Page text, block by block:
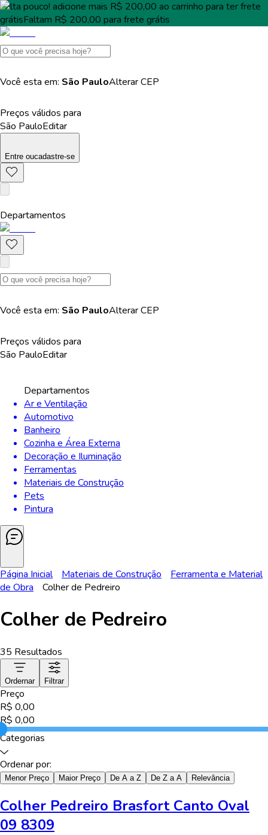
Falta pouco! adicione mais R$ 200,00 ao carrinho para terfrete
grátisFaltam R$ 200,00 para frete grátis
Você esta em: São PauloAlterarCEP
Preços válidos para
São PauloEditar
Entre oucadastre-se
Departamentos
Você esta em: São PauloAlterarCEP
Preços válidos para
São PauloEditar
Departamentos
Ar e Ventilação
Automotivo
Banheiro
Cozinha e Área Externa
Decoração e Iluminação
Ferramentas
Materiais de Construção
Pets
Pintura
Página Inicial Materiais de Construção
Ferramenta e Material
de Obra
Colher de Pedreiro
Colher de Pedreiro
35 Resultados
Ordernar Filtrar
Preço
R$ 0,00
R$ 0,00
Categorias
Ordenar por:
Menor Preço Maior Preço De A a Z De Z a A Relevância
Colher Pedreiro Brasfort Canto Oval
09 8309